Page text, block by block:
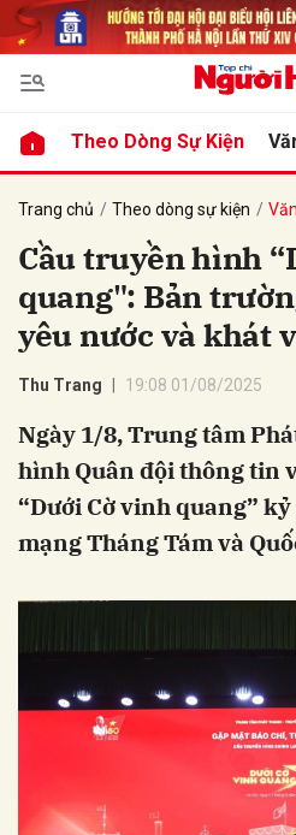
Theo Dòng Sự Kiện
Trang chủ Theo dòng sự kiện
Cầu truyền hình
quang": Bản
yêu nước và khát
Thu Trang 19:08 01/08/2025
Ngày 1/8, Trung tâm
hình Quân đội thông tin
“Dưới Cờ vinh quang”
mạng Tháng Tám và
luận